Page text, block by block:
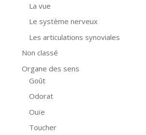
La vue
Le système nerveux
Les articulations synoviales
Non classé
Organe des sens
Goût
Odorat
Ouïe
Toucher